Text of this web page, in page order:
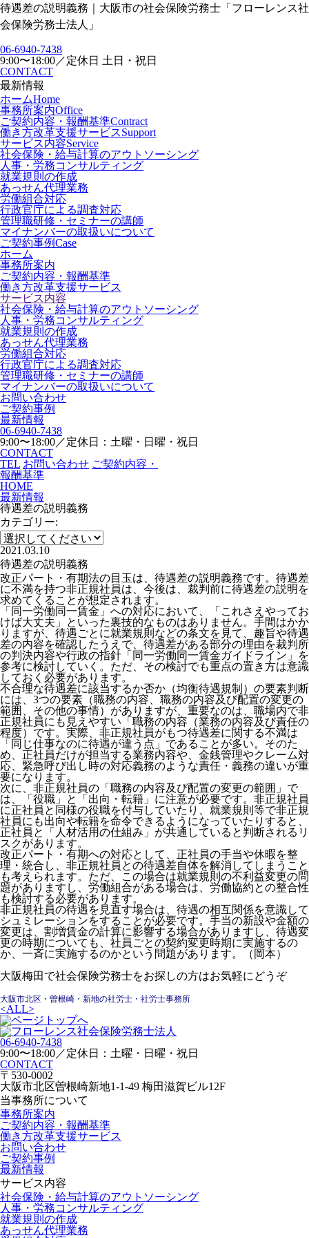
待遇差の説明義務｜大阪市の社会保険労務士「フローレンス社
会保険労務士法人」
06-6940-7438
9:00〜18:00／定休日 土日・祝日
CONTACT
最新情報
ホームHome
事務所案内Office
ご契約内容・報酬基準Contract
働き方改革支援サービスSupport
サービス内容Service
社会保険・給与計算のアウトソーシング
人事・労務コンサルティング
就業規則の作成
あっせん代理業務
労働組合対応
行政官庁による調査対応
管理職研修・セミナーの講師
マイナンバーの取扱いについて
ご契約事例Case
ホーム
事務所案内
ご契約内容・報酬基準
働き方改革支援サービス
サービス内容
社会保険・給与計算のアウトソーシング
人事・労務コンサルティング
就業規則の作成
あっせん代理業務
労働組合対応
行政官庁による調査対応
管理職研修・セミナーの講師
マイナンバーの取扱いについて
お問い合わせ
ご契約事例
最新情報
06-6940-7438
9:00〜18:00／定休日：土曜・日曜・祝日
CONTACT
TEL お問い合わせ ご契約内容・
報酬基準
HOME
最新情報
待遇差の説明義務
カテゴリー:
2021.03.10
待遇差の説明義務
改正パート・有期法の目玉は、待遇差の説明義務です。待遇差
に不満を持つ非正規社員は、今後は、裁判前に待遇差の説明を
求めてくることが想定されます。
「同一労働同一賃金」への対応において、「これさえやってお
けば大丈夫」といった裏技的なものはありません。手間はかか
りますが、待遇ごとに就業規則などの条文を見て、趣旨や待遇
差の内容を確認したうえで、待遇差がある部分の理由を裁判所
の判決内容や行政の指針「同一労働同一賃金ガイドライン」を
参考に検討していく。ただ、その検討でも重点の置き方は意識
しておく必要があります。
不合理な待遇差に該当するか否か（均衡待遇規制）の要素判断
には、3つの要素（職務の内容、職務の内容及び配置の変更の
範囲、その他の事情）がありますが、重要なのは、職場内で非
正規社員にも見えやすい「職務の内容（業務の内容及び責任の
程度）です。実際、非正規社員がもつ待遇差に関する不満は
「同じ仕事なのに待遇が違う点」であることが多い。そのた
め、正社員だけが担当する業務内容や、金銭管理やクレーム対
応、緊急呼び出し時の対応義務のような責任・義務の違いが重
要になります。
次に、非正規社員の「職務の内容及び配置の変更の範囲」で
は、「役職」と「出向・転籍」に注意が必要です。非正規社員
に正社員と同様の役職を付与していたり、就業規則等で非正規
社員にも出向や転籍を命令できるようになっていたりすると、
正社員と「人材活用の仕組み」が共通していると判断されるリ
スクがあります。
改正パート・有期への対応として、正社員の手当や休暇を整
理・統合し、非正規社員との待遇差自体を解消してしまうこと
も考えられます。ただ、この場合は就業規則の不利益変更の問
題がありますし、労働組合がある場合は、労働協約との整合性
も検討する必要があります。
非正規社員の待遇を見直す場合は、待遇の相互関係を意識して
シュミレーションをすることが必要です。手当の新設や金額の
変更は、割増賃金の計算に影響する場合がありますし、待遇変
更の時期についても、社員ごとの契約変更時期に実施するの
か、一斉に実施するのかという問題があります。（岡本）
大阪梅田で社会保険労務士をお探しの方はお気軽にどうぞ
大阪市北区・曽根崎・新地の社労士・社労士事務所
<ALL>
06-6940-7438
9:00〜18:00／定休日：土曜・日曜・祝日
CONTACT
〒530-0002
大阪市北区曽根崎新地1-1-49 梅田滋賀ビル12F
当事務所について
事務所案内
ご契約内容・報酬基準
働き方改革支援サービス
お問い合わせ
ご契約事例
最新情報
サービス内容
社会保険・給与計算のアウトソーシング
人事・労務コンサルティング
就業規則の作成
あっせん代理業務